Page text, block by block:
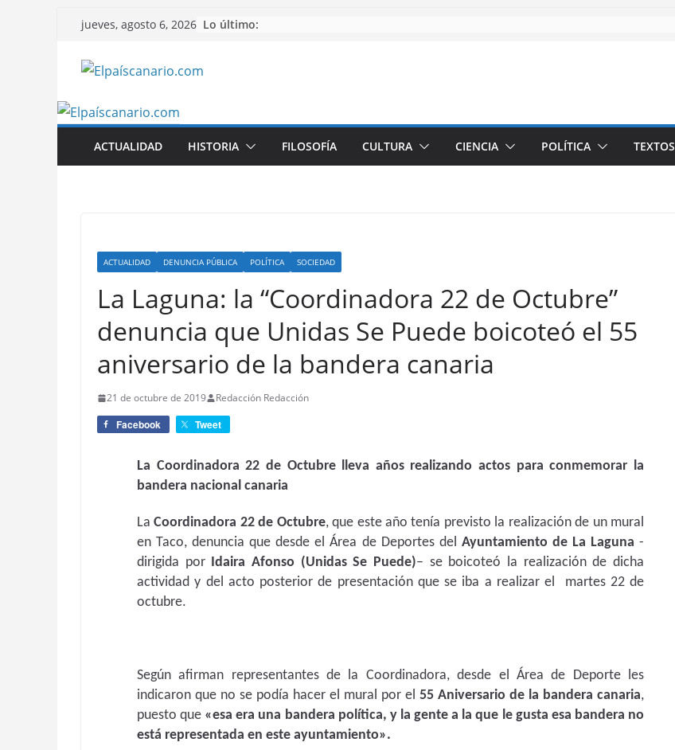
Saltar
contenido
jueves, agosto 6, 2026 Lo último:
ACTUALIDAD HISTORIA FILOSOFÍA CULTURA CIENCIA POLÍTICA TEXTOS
ACTUALIDAD DENUNCIA PÚBLICA POLÍTICA SOCIEDAD
La Laguna: la “Coordinadora 22 de Octubre”
denuncia que Unidas Se Puede boicoteó el 55
aniversario de la bandera canaria
21 de octubre de 2019 Redacción Redacción
Facebook Tweet
La Coordinadora 22 de Octubre lleva años realizando actos para conmemorar la
bandera nacional canaria
LaCoordinadora 22 de Octubre, que este año tenía previsto la realización de un mural
en Taco, denuncia que desde el Área de Deportes del Ayuntamiento de La Laguna -
dirigida por Idaira Afonso (Unidas Se Puede)– se boicoteó la realización de dicha
actividad y del acto posterior de presentación que se iba a realizar el martes 22 de
octubre.
Según afirman representantes de la Coordinadora, desde el Área de Deporte les
indicaron que no se podía hacer el mural por el 55 Aniversario de la bandera canaria,
puesto que «esa era una bandera política, y la gente a la que le gusta esa bandera no
está representada en este ayuntamiento».